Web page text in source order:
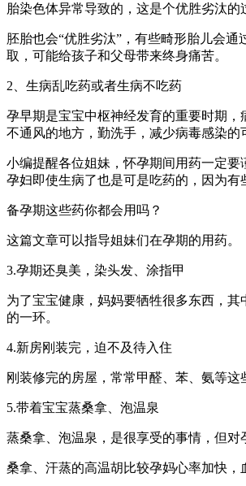
胎染色体异常导致的，这是个优胜劣汰的
胚胎也会“优胜劣汰”，有些畸形胎儿会
取，可能给孩子和父母带来终身痛苦。
2、生病乱吃药或者生病不吃药
孕早期是宝宝中枢神经发育的重要时期
不通风的地方，勤洗手，减少病毒感染的
小编提醒各位姐妹，怀孕期间用药一定
孕妇即使生病了也是可是吃药的，因为有
备孕期这些药你都会用吗？
这篇文章可以指导姐妹们在孕期的用药。
3.孕期还臭美，染头发、涂指甲
为了宝宝健康，妈妈要牺牲很多东西，
的一环。
4.新房刚装完，迫不及待入住
刚装修完的房屋，常常甲醛、苯、氨等
5.带着宝宝蒸桑拿、泡温泉
蒸桑拿、泡温泉，是很享受的事情，但
桑拿、汗蒸的高温胡比较孕妈心率加快